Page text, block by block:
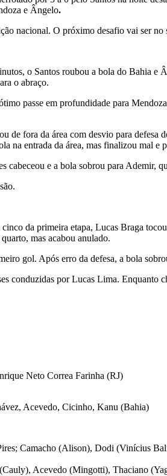
e Ângelo.
nacional. O próximo desafio vai ser
o Santos roubou a bola do Bahia
o abraço.
passe em profundidade para
fora da área com desvio para defesa
na entrada da área, mas finalizou mal e
cabeceou e a bola sobrou para
da primeira etapa, Lucas Braga
mas acabou anulado.
gol. Após erro da defesa, a bola
conduzidas por Lucas Lima. Enquanto
Neto Correa Farinha (RJ)
Acevedo, Cicinho, Kanu (Bahia)
Camacho (Alison), Dodi (Vinícius
Acevedo (Mingotti), Thaciano